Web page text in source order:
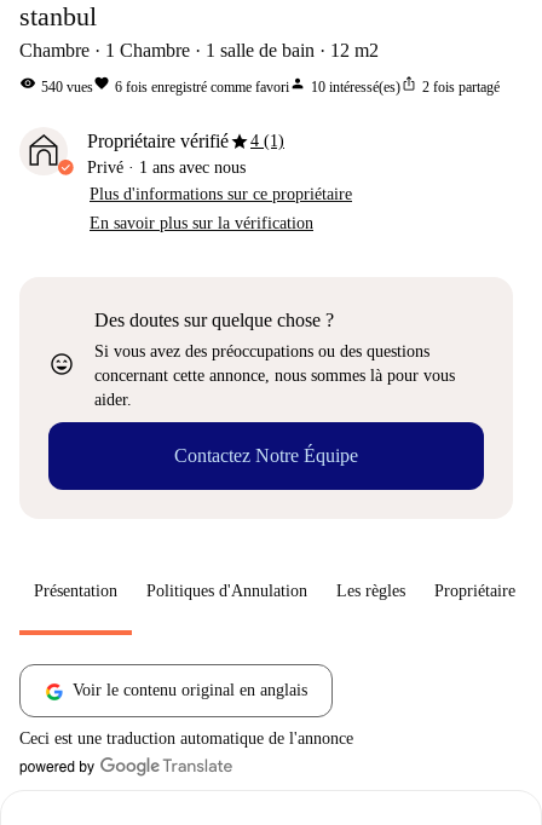
stanbul
Chambre 1 Chambre 1 salle de bain 12 m2
visibility 540 vuesfavorite 6 fois enregistré comme favoriperson 10 intéressé(es)ios_share 2 fois partagé
Propriétaire vérifiéstar4 (1)
Privé · 1 ans avec nous
Plus d'informations sur ce propriétaire
En savoir plus sur la vérification
sentiment_very_satisfied
Des doutes sur quelque chose ?
Si vous avez des préoccupations ou des questions
concernant cette annonce, nous sommes là pour vous
aider.
Contactez Notre Équipe
Présentation Politiques d'Annulation Les règles Propriétaire
Voir le contenu original en anglais
Ceci est une traduction automatique de l'annonce